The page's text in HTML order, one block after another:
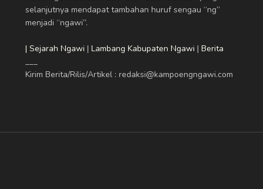
selanjutnya mendapat tambahan huruf sengau “ng”
menjadi “ngawi”.
| Sejarah Ngawi | Lambang Kabupaten Ngawi | Berita
___
Kirim Berita/Rilis/Artikel : redaksi@kampoengngawi.com